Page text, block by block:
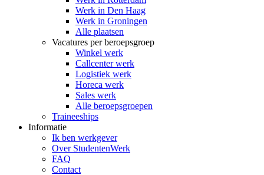
Werk in Den Haag
Werk in Groningen
Alle plaatsen
Vacatures per beroepsgroep
Winkel werk
Callcenter werk
Logistiek werk
Horeca werk
Sales werk
Alle beroepsgroepen
Traineeships
Informatie
Ik ben werkgever
Over StudentenWerk
FAQ
Contact